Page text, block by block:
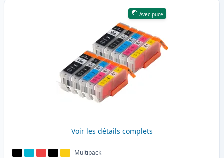
Avec puce
Voir les détails complets
Multipack